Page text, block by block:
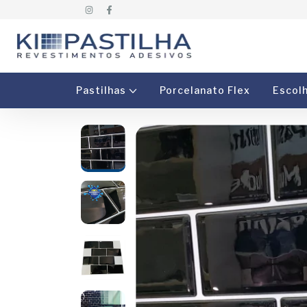
Pastilhas Porcelanato Flex